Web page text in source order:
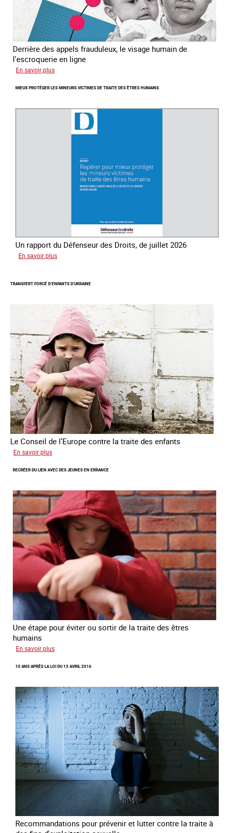
Derrière des appels frauduleux, le visage humain de
l'escroquerie en ligne
En savoir plus
mondiale
lutte
MIEUX PROTÉGER LES MINEURS VICTIMES DE TRAITE DES ÊTRES HUMAINS
Un rapport du Défenseur des Droits, de juillet 2026
En savoir plus
les
victimes
de
traite
des
êtres
humains
TRANSFERT FORCÉ D’ENFANTS D’UKRAINE
Le Conseil de l’Europe contre la traite des enfants
En savoir plus
forcé
d’Ukraine
RECRÉER DU LIEN AVEC DES JEUNES EN ERRANCE
Une étape pour éviter ou sortir de la traite des êtres
humains
En savoir plus
du
avec
des
jeunes
errance
10 ANS APRÈS LA LOI DU 13 AVRIL 2016
Recommandations pour prévenir et lutter contre la traite à